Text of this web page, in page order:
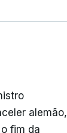
alemão,
fim da